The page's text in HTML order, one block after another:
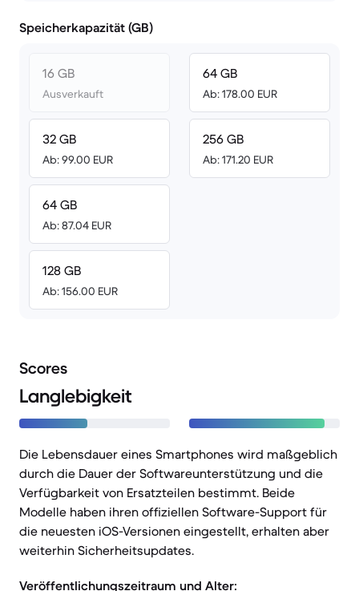
Speicherkapazität (GB)
16 GB
Ausverkauft
32 GB
Ab: 99.00 EUR
64 GB
Ab: 87.04 EUR
128 GB
Ab: 156.00 EUR
64 GB
Ab: 178.00 EUR
256 GB
Ab: 171.20 EUR
Scores
Langlebigkeit
Die Lebensdauer eines Smartphones wird maßgeblich
durch die Dauer der Softwareunterstützung und die
Verfügbarkeit von Ersatzteilen bestimmt. Beide
Modelle haben ihren offiziellen Software-Support für
die neuesten iOS-Versionen eingestellt, erhalten aber
weiterhin Sicherheitsupdates.
Veröffentlichungszeitraum und Alter: